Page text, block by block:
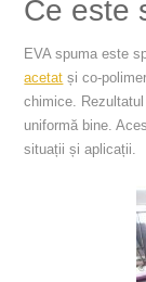
Ce este
EVA spuma este
acetat și co-
chimice.
uniformă bine.
situații și aplicații.